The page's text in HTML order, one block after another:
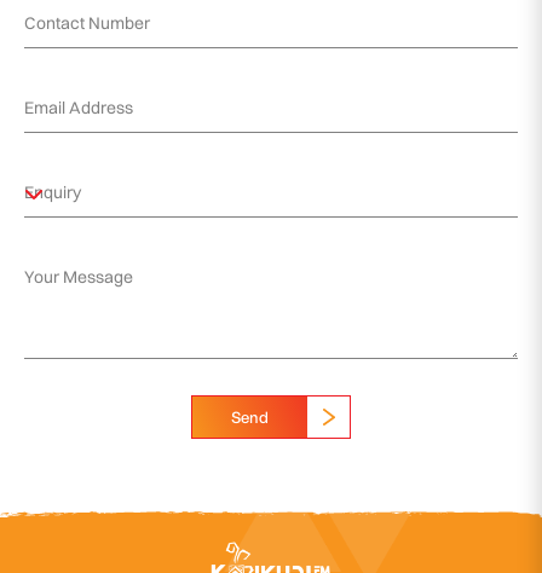
Send